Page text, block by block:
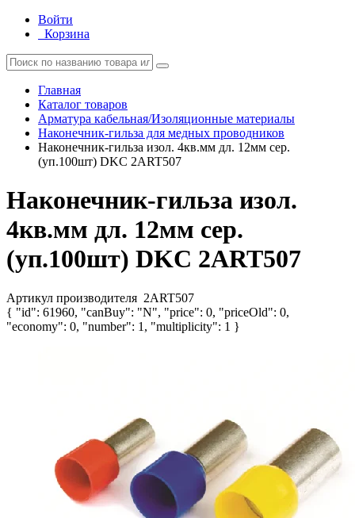
Войти
Корзина
Главная
Каталог товаров
Арматура кабельная/Изоляционные материалы
Наконечник-гильза для медных проводников
Наконечник-гильза изол. 4кв.мм дл. 12мм сер.
(уп.100шт) DKC 2ART507
Наконечник-гильза изол.
4кв.мм дл. 12мм сер.
(уп.100шт) DKC 2ART507
Артикул производителя 2ART507
{ "id": 61960, "canBuy": "N", "price": 0, "priceOld": 0,
"economy": 0, "number": 1, "multiplicity": 1 }